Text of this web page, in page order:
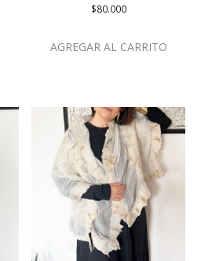
$80.000
AGREGAR AL CARRITO